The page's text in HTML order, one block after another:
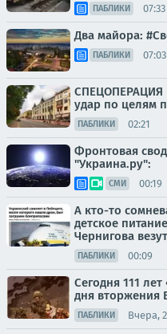
ПАБЛИКИ 07:33
Два майора:
ПАБЛИКИ 07:03
СПЕЦОПЕРАЦИЯ
удар по целям
ПАБЛИКИ 02:21
Фронтовая
"Украина.ру":
СМИ 00:19
А кто-то
детское
Чернигова
ПАБЛИКИ 00:09
Сегодня 111
дня вторжения
ПАБЛИКИ Вчера,